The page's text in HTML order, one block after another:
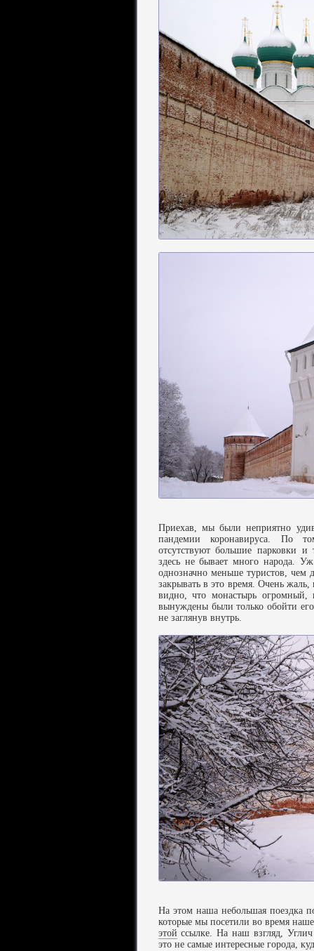
Приехав, мы были неприятно
пандемии коронавируса. По
отсутствуют большие парковки
здесь не бывает много народа.
однозначно меньше туристов, чем
закрывать в это время. Очень
видно, что монастырь
вынуждены были только обойти
не заглянув внутрь.
На этом наша небольшая поездка
которые мы посетили во время
этой ссылке. На наш взгляд,
это не самые интересные города,